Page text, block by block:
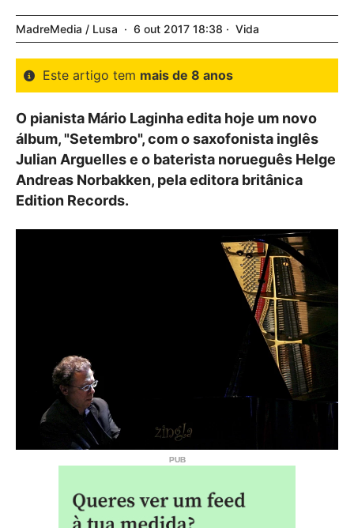
MadreMedia / Lusa 6 out 2017 18:38 Vida
Este artigo tem mais de 8 anos
O pianista Mário Laginha edita hoje um novo
álbum, "Setembro", com o saxofonista inglês
Julian Arguelles e o baterista norueguês Helge
Andreas Norbakken, pela editora britânica
Edition Records.